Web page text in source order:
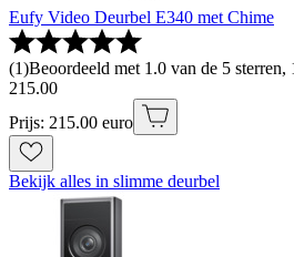
Eufy Video Deurbel E340 met Chime
(1)Beoordeeld met 1.0 van de 5
215.00
Prijs: 215.00 euro
Bekijk alles in slimme deurbel